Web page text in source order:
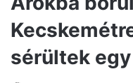
sérültek